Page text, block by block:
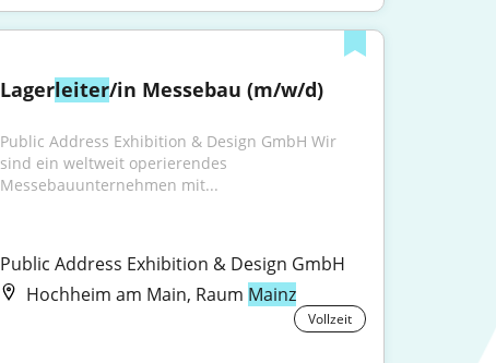
Lagerleiter/in Messebau (m/w/d)
Public Address Exhibition & Design GmbH Wir
sind ein weltweit operierendes
Messebauunternehmen mit...
Public Address Exhibition & Design GmbH
Hochheim am Main, Raum Mainz
Vollzeit